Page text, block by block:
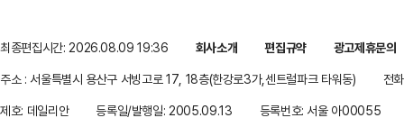
최종편집시간: 2026.08.09 19:36 회사소개 편집규약
광고제휴문의
주소 : 서울특별시 용산구 서빙고로 17, 18층(한강로3가,센트럴파크 타워동)
전
제호: 데일리안
등록일/발행일: 2005.09.13 등록번호: 서울 아00055